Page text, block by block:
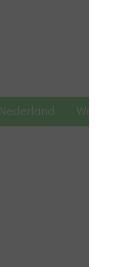
Nederland